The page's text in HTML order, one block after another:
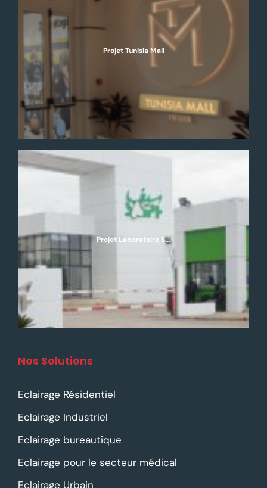
Projet Tunisia Mall
Projet Laboratoire S...
Nos Solutions
Eclairage Résidentiel
Eclairage Industriel
Eclairage bureautique
Eclairage pour le secteur médical
Eclairage Urbain